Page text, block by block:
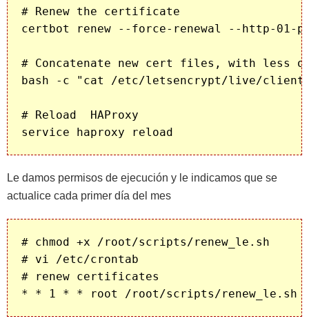
# Renew the certificate
certbot renew --force-renewal --http-01-
# Concatenate new cert files, with less
bash -c "cat /etc/letsencrypt/live/
# Reload  HAProxy
Le damos permisos de ejecución y le indicamos que se
actualice cada primer día del mes
# chmod +x /root/scripts/renew_le.sh
# vi /etc/crontab
# renew certificates